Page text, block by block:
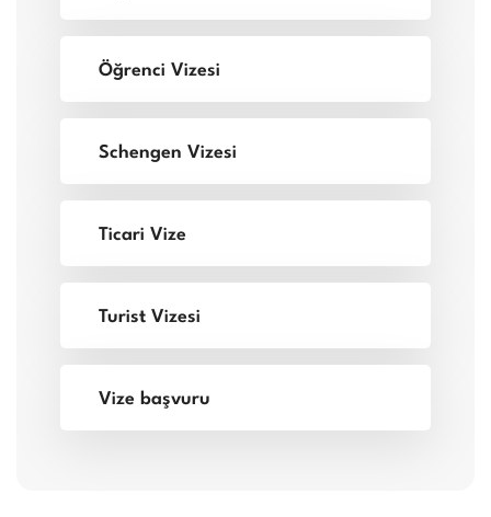
Öğrenci Vizesi
Schengen Vizesi
Ticari Vize
Turist Vizesi
Vize başvuru